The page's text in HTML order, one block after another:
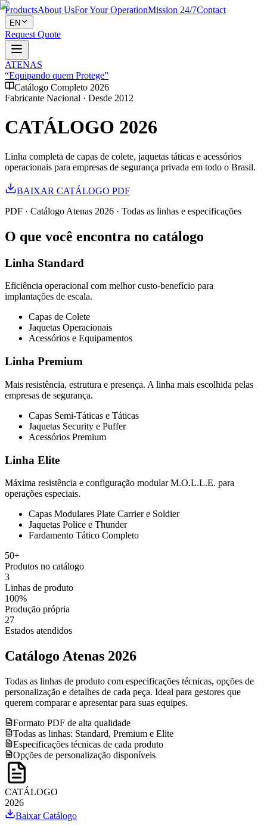
ProductsAbout UsFor Your OperationMission 24/7Contact
EN
Request Quote
ATENAS
“Equipando quem Protege”
Catálogo Completo 2026
Fabricante Nacional · Desde 2012
CATÁLOGO 2026
Linha completa de capas de colete, jaquetas táticas e acessórios
operacionais para empresas de segurança privada em todo o Brasil.
BAIXAR CATÁLOGO PDF
PDF · Catálogo Atenas 2026 · Todas as linhas e especificações
O que você encontra no catálogo
Linha Standard
Eficiência operacional com melhor custo-benefício para
implantações de escala.
Capas de Colete
Jaquetas Operacionais
Acessórios e Equipamentos
Linha Premium
Mais resistência, estrutura e presença. A linha mais escolhida pelas
empresas de segurança.
Capas Semi-Táticas e Táticas
Jaquetas Security e Puffer
Acessórios Premium
Linha Elite
Máxima resistência e configuração modular M.O.L.L.E. para
operações especiais.
Capas Modulares Plate Carrier e Soldier
Jaquetas Police e Thunder
Fardamento Tático Completo
50+
Produtos no catálogo
3
Linhas de produto
100%
Produção própria
27
Estados atendidos
Catálogo Atenas 2026
Todas as linhas de produto com especificações técnicas, opções de
personalização e detalhes de cada peça. Ideal para gestores que
querem comparar e apresentar para suas equipes.
Formato PDF de alta qualidade
Todas as linhas: Standard, Premium e Elite
Especificações técnicas de cada produto
Opções de personalização disponíveis
CATÁLOGO
2026
Baixar Catálogo